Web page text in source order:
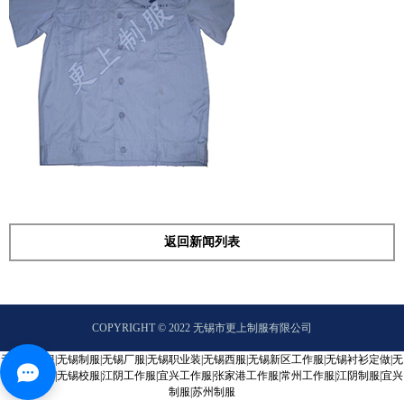
返回新闻列表
COPYRIGHT © 2022 无锡市更上制服有限公司
无锡工作服|无锡制服|无锡厂服|无锡职业装|无锡西服|无锡新区工作服|无锡衬衫定做|无
锡酒店制服|无锡校服|江阴工作服|宜兴工作服|张家港工作服|常州工作服|江阴制服|宜兴
制服|苏州制服